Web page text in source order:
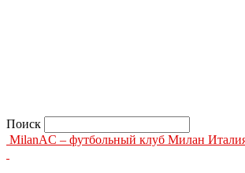
Поиск
MilanAC – футбольный клуб Милан